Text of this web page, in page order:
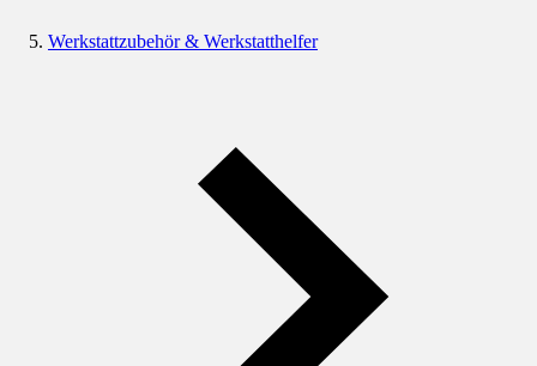
Werkstattzubehör & Werkstatthelfer